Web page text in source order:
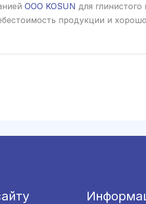
ООО KOSUN для
продукции и